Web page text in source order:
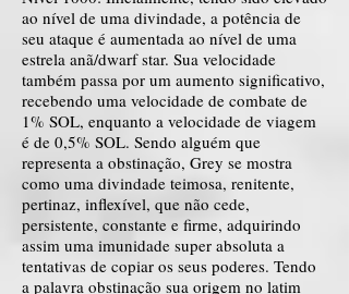
ao nível de uma divindade, a potência de
seu ataque é aumentada ao nível de uma
estrela anã/dwarf star. Sua velocidade
também passa por um aumento significativo,
recebendo uma velocidade de combate de
1% SOL, enquanto a velocidade de viagem
é de 0,5% SOL. Sendo alguém que
representa a obstinação, Grey se mostra
como uma divindade teimosa, renitente,
pertinaz, inflexível, que não cede,
persistente, constante e firme, adquirindo
assim uma imunidade super absoluta a
tentativas de copiar os seus poderes. Tendo
a palavra obstinação sua origem no latim